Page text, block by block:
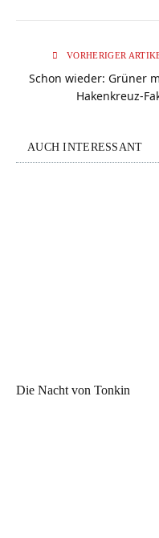
VORHERIGER
Schon wieder: Grüner
Hakenkreuz-
AUCH INTERESSANT
Die Nacht von Tonkin